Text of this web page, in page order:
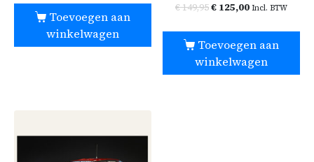
Toevoegen aan
winkelwagen
€149,95€ 125,00 Incl. BTW
Toevoegen aan
winkelwagen